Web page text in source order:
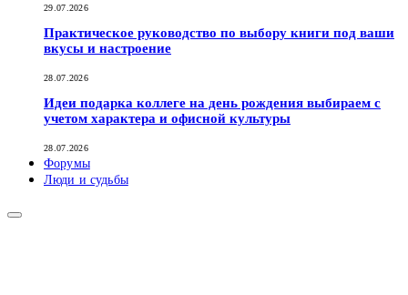
29.07.2026
Практическое руководство по выбору книги под ваши
вкусы и настроение
28.07.2026
Идеи подарка коллеге на день рождения выбираем с
учетом характера и офисной культуры
28.07.2026
Форумы
Люди и судьбы